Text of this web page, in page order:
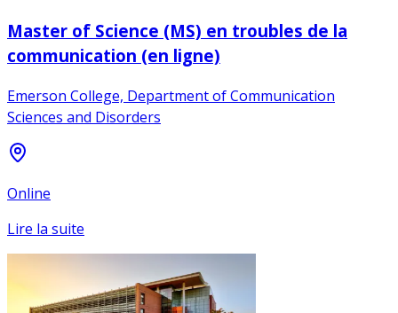
Master of Science (MS) en troubles de la
communication (en ligne)
Emerson College, Department of Communication
Sciences and Disorders
Online
Lire la suite